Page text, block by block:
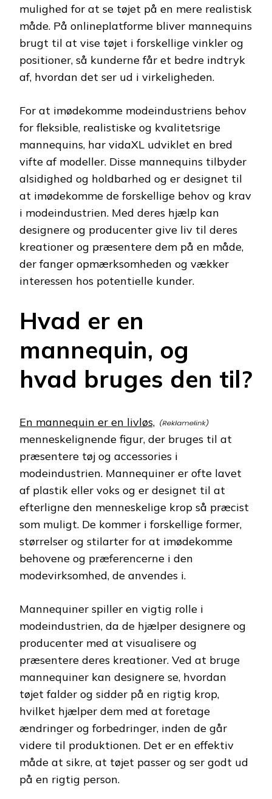
mulighed for at se tøjet på en mere realistisk
måde. På onlineplatforme bliver mannequins
brugt til at vise tøjet i forskellige vinkler og
positioner, så kunderne får et bedre indtryk
af, hvordan det ser ud i virkeligheden.
For at imødekomme modeindustriens behov
for fleksible, realistiske og kvalitetsrige
mannequins, har vidaXL udviklet en bred
vifte af modeller. Disse mannequins tilbyder
alsidighed og holdbarhed og er designet til
at imødekomme de forskellige behov og krav
i modeindustrien. Med deres hjælp kan
designere og producenter give liv til deres
kreationer og præsentere dem på en måde,
der fanger opmærksomheden og vækker
interessen hos potentielle kunder.
Hvad er en
mannequin, og
hvad bruges den til?
En mannequin er en livløs,
menneskelignende figur, der bruges til at
præsentere tøj og accessories i
modeindustrien. Mannequiner er ofte lavet
af plastik eller voks og er designet til at
efterligne den menneskelige krop så præcist
som muligt. De kommer i forskellige former,
størrelser og stilarter for at imødekomme
behovene og præferencerne i den
modevirksomhed, de anvendes i.
Mannequiner spiller en vigtig rolle i
modeindustrien, da de hjælper designere og
producenter med at visualisere og
præsentere deres kreationer. Ved at bruge
mannequiner kan designere se, hvordan
tøjet falder og sidder på en rigtig krop,
hvilket hjælper dem med at foretage
ændringer og forbedringer, inden de går
videre til produktionen. Det er en effektiv
måde at sikre, at tøjet passer og ser godt ud
på en rigtig person.